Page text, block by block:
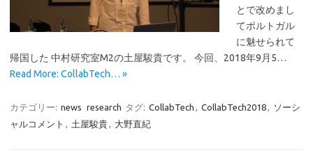
とで改めまし
てポルトガル
に魅せられて
帰国した 中村研究室M2の土屋駿貴です。 今回、2018年9月5…
Read More: CollabTech… »
カテゴリー: news research タグ: CollabTech , CollabTech2018, ソーシ
ャルコメント , 土屋駿貴, 大野直紀